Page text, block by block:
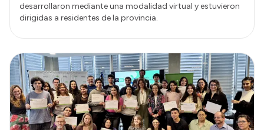
desarrollaron mediante una modalidad virtual y estuvieron
dirigidas a residentes de la provincia.